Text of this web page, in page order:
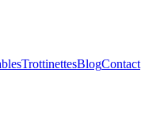
TrottinettesBlogContact